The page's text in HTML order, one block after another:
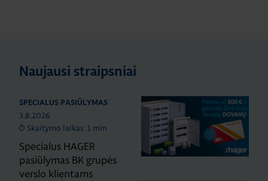
Naujausi straipsniai
SPECIALUS PASIŪLYMAS
3.8.2026
Skaitymo laikas: 1 min
Specialus HAGER
pasiūlymas BK grupės
verslo klientams